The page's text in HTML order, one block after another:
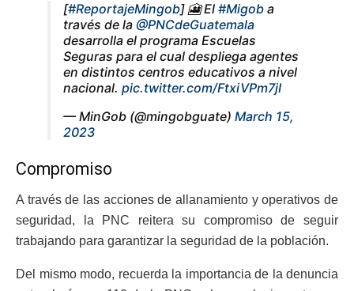
[#ReportajeMingob] 🎦 El #Migob a
través de la @PNCdeGuatemala
desarrolla el programa Escuelas
Seguras para el cual despliega agentes
en distintos centros educativos a nivel
nacional. pic.twitter.com/FtxiVPm7jI
— MinGob (@mingobguate) March 15,
2023
Compromiso
A través de las acciones de allanamiento y operativos de
seguridad, la PNC reitera su compromiso de seguir
trabajando para garantizar la seguridad de la población.
Del mismo modo, recuerda la importancia de la denuncia